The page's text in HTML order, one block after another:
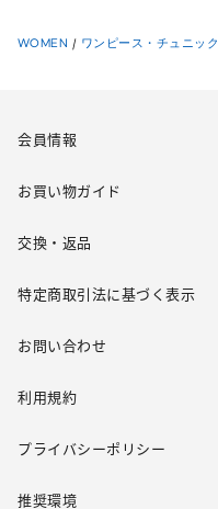
WOMEN / ワンピース・チュニック
会員情報
お買い物ガイド
交換・返品
特定商取引法に基づく表示
お問い合わせ
利用規約
プライバシーポリシー
推奨環境